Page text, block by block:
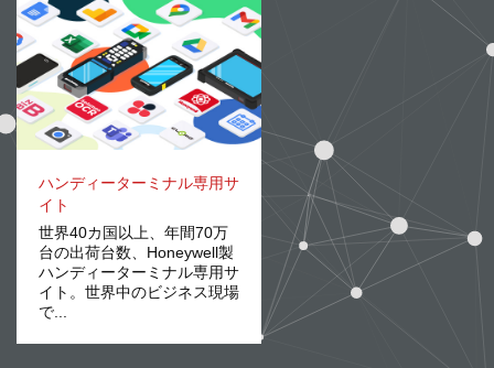
ハンディーターミナル専用サ
イト
世界40カ国以上、年間70万
台の出荷台数、Honeywell製
ハンディーターミナル専用サ
イト。世界中のビジネス現場
で...